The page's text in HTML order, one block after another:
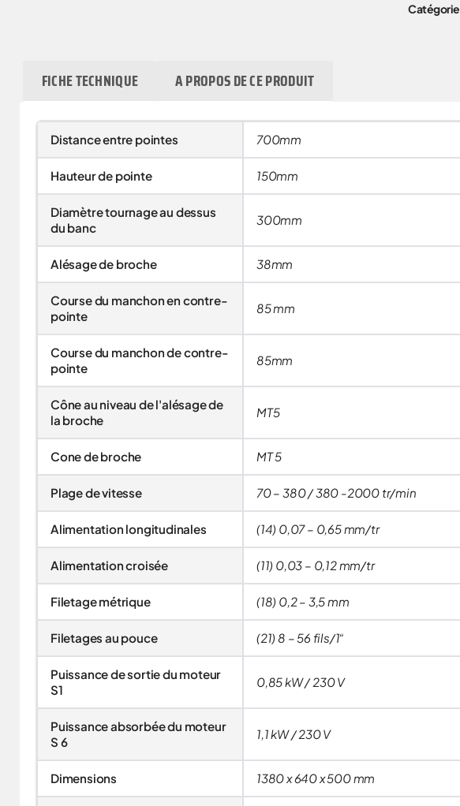
Catégorie
FICHE TECHNIQUE A PROPOS DE CE PRODUIT
Distance entre pointes 700mm
Hauteur de pointe 150mm
Diamètre tournage au dessus
du banc
300mm
Alésage de broche 38mm
Course du manchon en contre-
pointe
85 mm
Course du manchon de contre-
pointe
85mm
Cône au niveau de l'alésage de
la broche
MT5
Cone de broche MT 5
Plage de vitesse 70 – 380 / 380 -2000 tr/min
Alimentation longitudinales (14) 0,07 – 0,65 mm/tr
Alimentation croisée (11) 0,03 – 0,12 mm/tr
Filetage métrique (18) 0,2 – 3,5 mm
Filetages au pouce (21) 8 – 56 fils/1“
Puissance de sortie du moteur
S1
0,85 kW / 230 V
Puissance absorbée du moteur
S 6
1,1 kW / 230 V
Dimensions 1380 x 640 x 500 mm